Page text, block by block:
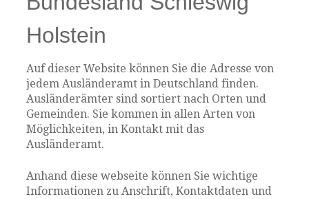
Holstein
Auf dieser Website können Sie die Adresse von
jedem Ausländeramt in Deutschland finden.
Ausländerämter sind sortiert nach Orten und
Gemeinden. Sie kommen in allen Arten von
Möglichkeiten, in Kontakt mit das
Ausländeramt.
Anhand diese webseite können Sie wichtige
Informationen zu Anschrift, Kontaktdaten und